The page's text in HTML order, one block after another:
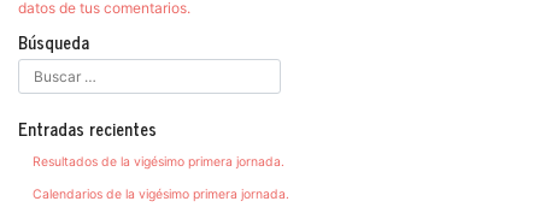
datos de tus comentarios.
Búsqueda
Entradas recientes
Resultados de la vigésimo primera jornada.
Calendarios de la vigésimo primera jornada.